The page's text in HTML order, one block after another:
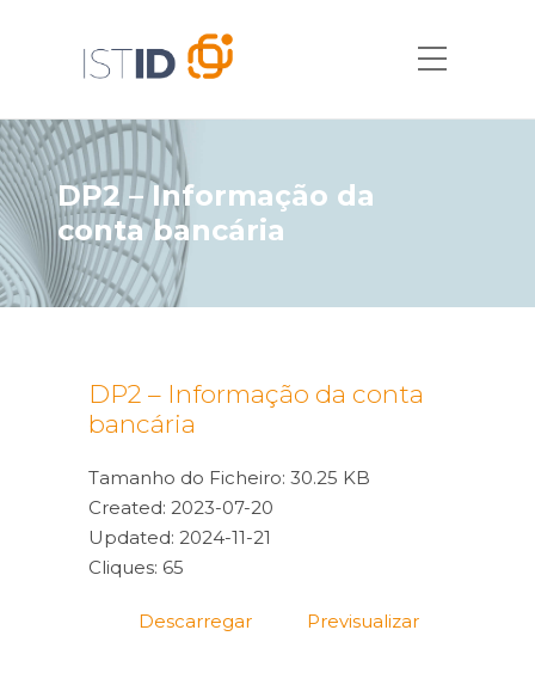
DP2 – Informação da
conta bancária
DP2 – Informação da conta
bancária
Tamanho do Ficheiro: 30.25 KB
Created: 2023-07-20
Updated: 2024-11-21
Cliques: 65
Descarregar Previsualizar